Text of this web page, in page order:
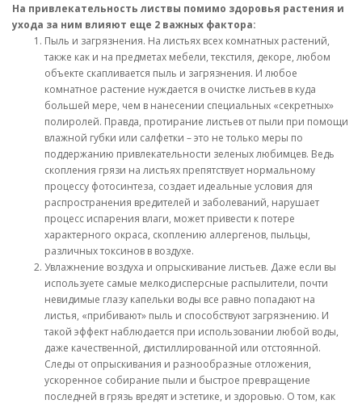
На привлекательность листвы помимо здоровья растения и
ухода за ним влияют еще 2 важных фактора:
Пыль и загрязнения. На листьях всех комнатных растений,
также как и на предметах мебели, текстиля, декоре, любом
объекте скапливается пыль и загрязнения. И любое
комнатное растение нуждается в очистке листьев в куда
большей мере, чем в нанесении специальных «секретных»
полиролей. Правда, протирание листьев от пыли при помощи
влажной губки или салфетки – это не только меры по
поддержанию привлекательности зеленых любимцев. Ведь
скопления грязи на листьях препятствует нормальному
процессу фотосинтеза, создает идеальные условия для
распространения вредителей и заболеваний, нарушает
процесс испарения влаги, может привести к потере
характерного окраса, скоплению аллергенов, пыльцы,
различных токсинов в воздухе.
Увлажнение воздуха и опрыскивание листьев. Даже если вы
используете самые мелкодисперсные распылители, почти
невидимые глазу капельки воды все равно попадают на
листья, «прибивают» пыль и способствуют загрязнению. И
такой эффект наблюдается при использовании любой воды,
даже качественной, дистиллированной или отстоянной.
Следы от опрыскивания и разнообразные отложения,
ускоренное собирание пыли и быстрое превращение
последней в грязь вредят и эстетике, и здоровью. О том, как